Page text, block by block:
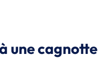
une cagnotte